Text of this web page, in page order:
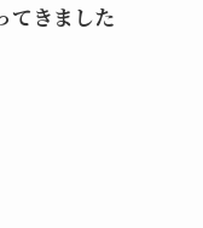
てきました